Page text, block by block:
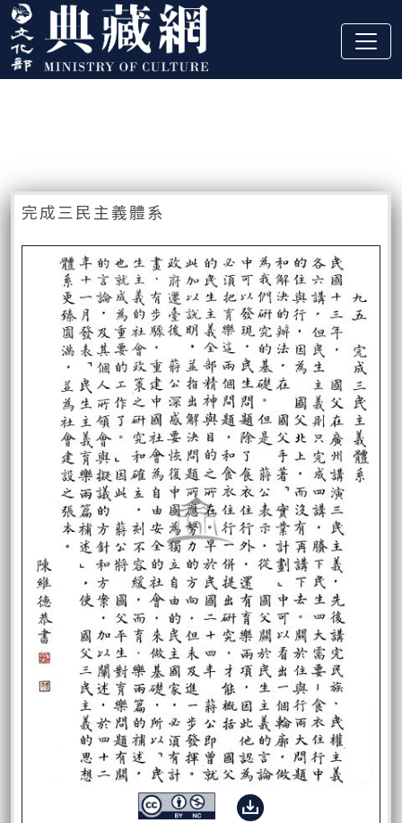
跳到主要內容
:::
完成三民主義體系